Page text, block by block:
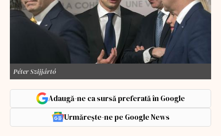
Péter Szijjártó
Adaugă-ne ca sursă preferată în Google
Urmărește-ne pe Google News